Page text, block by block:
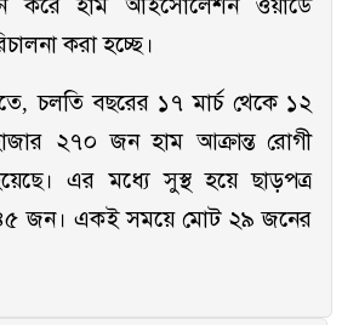
করে হাম আইসোলেশন ওয়ার্ডে
করা হচ্ছে।
চলতি বছরের ১৭ মার্চ থেকে ১২
২৭০ জন হাম আক্রান্ত রোগী
এর মধ্যে সুস্থ হয়ে ছাড়পত্র
জন। একই সময়ে মোট ২৯ জনের